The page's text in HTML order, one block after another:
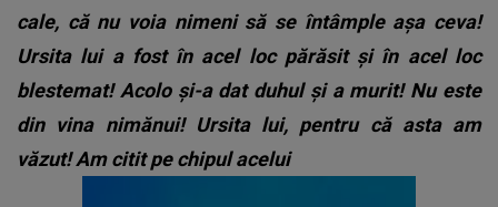
cale, că nu voia nimeni să se întâmple așa ceva!
Ursita lui a fost în acel loc părăsit și în acel loc
blestemat! Acolo și-a dat duhul și a murit! Nu este
din vina nimănui! Ursita lui, pentru că asta am
văzut! Am citit pe chipul acelui